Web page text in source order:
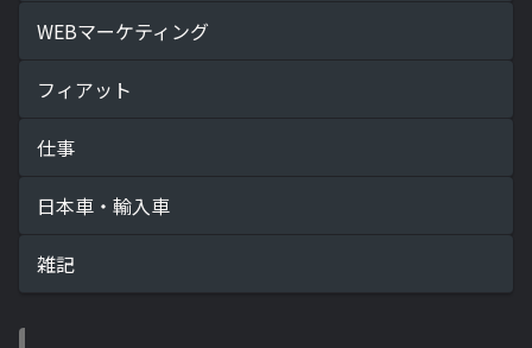
WEBマーケティング
フィアット
仕事
日本車・輸入車
雑記